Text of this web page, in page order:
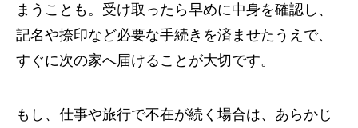
まうことも。受け取ったら早めに中身を確認し、
記名や捺印など必要な手続きを済ませたうえで、
すぐに次の家へ届けることが大切です。
もし、仕事や旅行で不在が続く場合は、あらかじ